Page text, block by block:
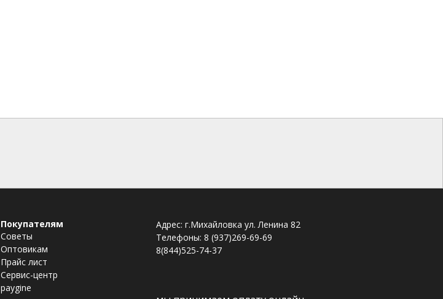
Покупателям
Советы
Оптовикам
Прайс лист
Сервис-центр
paygine
Адрес: г.Михайловка ул. Ленина 82
Телефоны: 8 (937)269-69-69
8(844)525-74-37